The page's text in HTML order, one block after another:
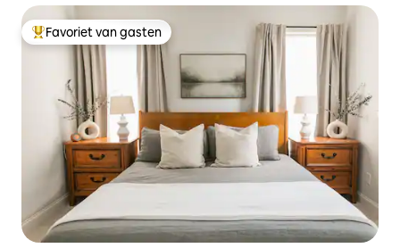
Topfavoriet van gasten
Favoriet van gasten